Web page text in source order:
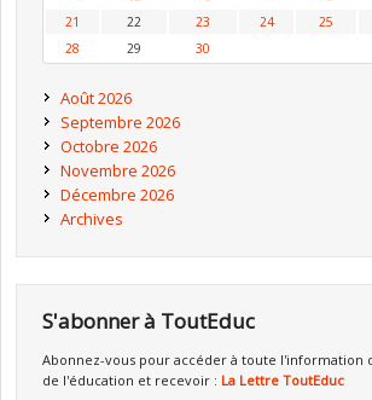
21
22 23 24 25
28
29 30
Août 2026
Septembre 2026
Octobre 2026
Novembre 2026
Décembre 2026
Archives
S'abonner à ToutEduc
Abonnez-vous pour accéder à toute l'information
de l'éducation et recevoir : La Lettre ToutEduc